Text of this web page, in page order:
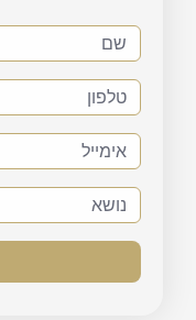
שם
טלפון
אימייל
נושא